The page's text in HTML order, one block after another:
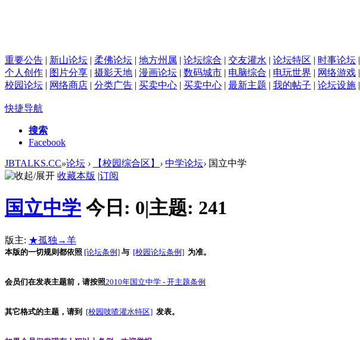
重要公告 | 新山论坛 | 柔佛论坛 | 地方州属 | 论坛综合 | 交友灌水 | 论坛特区 | 时事论坛 |
个人创作 | 图片分享 | 摄影天地 | 漫画论坛 | 数码城市 | 电脑综合 | 电玩世界 | 网络游戏 |
校园论坛 | 网络商店 | 分类广告 | 买卖中心 | 买卖中心 | 最新主题 | 我的帖子 | 论坛设施 |
快捷导航
搜索
Facebook
JBTALKS.CC»论坛 › 【校园综合区】 › 中学论坛› 国立中学
收藏本版 |订阅
国立中学 今日: 0|主题: 241
版主: ★孤独→羊
本版的一切规则都依照 [论坛条例] 与 [校园论坛条例] 为准。
会员们在发表主题前，请按照2010年国立中学 - 开主题条例
其它格式的主题，请到 [校园吱喳灌水特区] 发表。